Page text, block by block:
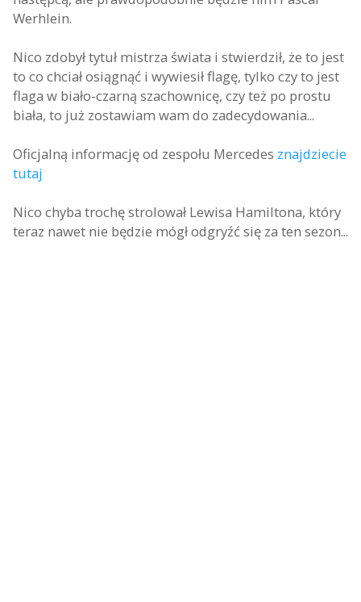
Werhlein.
Nico zdobył tytuł mistrza świata i stwierdził, że to jest
to co chciał osiągnąć i wywiesił flagę, tylko czy to jest
flaga w biało-czarną szachownicę, czy też po prostu
biała, to już zostawiam wam do zadecydowania...
Oficjalną informację od zespołu Mercedes znajdziecie
tutaj
Nico chyba trochę strolował Lewisa Hamiltona, który
teraz nawet nie będzie mógł odgryźć się za ten sezon...